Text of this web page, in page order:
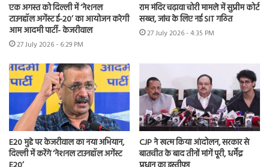
एक अगस्त को दिल्ली में ‘नेशनल
टाउनहॉल अगेंस्ट ई-20’ का आयोजन करेगी
आम आदमी पार्टी- केजरीवाल
27 July 2026 - 6:29 PM
राम मंदिर चढ़ावा चोरी मामले में सुप्रीम कोर्ट
सख्त, जांच के लिए नई SIT गठित
27 July 2026 - 4:35 PM
E20 मुद्दे पर केजरीवाल का नया अभियान,
दिल्ली में करेंगे ‘नेशनल टाउनहॉल अगेंस्ट
CJP ने खत्म किया आंदोलन, सरकार से
बातचीत के बाद तीनों मांगें पूरी, धर्मेंद्र